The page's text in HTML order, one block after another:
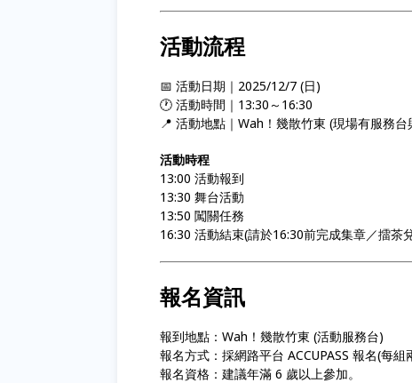
活動流程
📅 活動日期｜2025/12/7 (日)
🕐 活動時間｜13:30～16:30
📍 活動地點｜Wah！幾散竹東 (現場有服務台
活動時程
13:00 活動報到
13:30 舞台活動
13:50 闖關任務
16:30 活動結束(請於16:30前完成集章／擂茶
報名資訊
報到地點：Wah！幾散竹東 (活動服務台)
報名方式：採網路平台 ACCUPASS 報名(每組
報名資格：建議年滿 6 歲以上參加。